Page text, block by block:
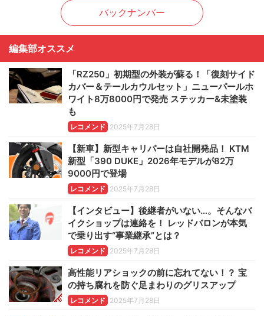
バックナンバー
編集部オススメ
「RZ250」初期型の外装が蘇る！「復刻サイド
カバー＆テールカウルセット」ニューパールホ
ワイト8万8000円で発売 ステッカー&未塗装
も
レコメンド 2025年7月28日
【新車】新型キャリパーは自社開発品！ KTM
新型「390 DUKE」2026年モデルが82万
9000円で登場
レコメンド 2025年7月28日
【インタビュー】後継者がいない…。そんなバ
イクショップは連絡を！ レッドバロンが本気
で乗り出す“事業継承”とは？
レコメンド 2025年7月28日
高性能リアショックの前に忘れてない！？ 宝
の持ち腐れを防ぐ足まわりのグリスアップ
レコメンド 2025年7月28日